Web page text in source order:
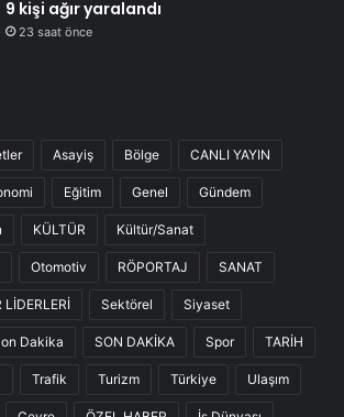
9 kişi ağır yaralandı
23 saat önce
Asayiş Bölge CANLI YAYIN
Eğitim Genel Gündem
KÜLTÜR Kültür/Sanat
Otomotiv RÖPORTAJ SANAT
LİDERLERİ Sektörel Siyaset
Dakika SON DAKİKA Spor TARİH
Trafik Turizm Türkiye Ulaşım